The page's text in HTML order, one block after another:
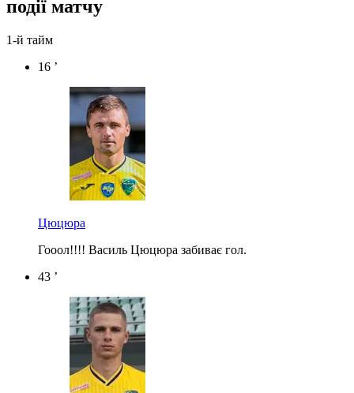
події матчу
1-й тайм
16 ’
Цюцюра
Гооол!!!! Василь Цюцюра забиває гол.
43 ’